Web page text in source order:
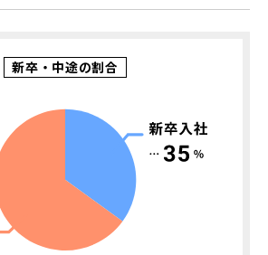
ENVIRONMENT
新卒・中途の割合